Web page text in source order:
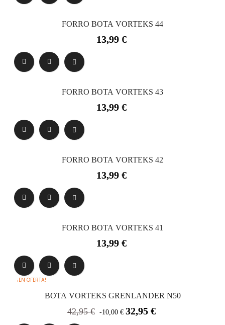
FORRO BOTA VORTEKS 44
Precio
13,99 €
FORRO BOTA VORTEKS 43
Precio
13,99 €
FORRO BOTA VORTEKS 42
Precio
13,99 €
FORRO BOTA VORTEKS 41
Precio
13,99 €
¡EN OFERTA!
BOTA VORTEKS GRENLANDER N50
Precio
42,95 € -10,00 €
Precio
32,95 €